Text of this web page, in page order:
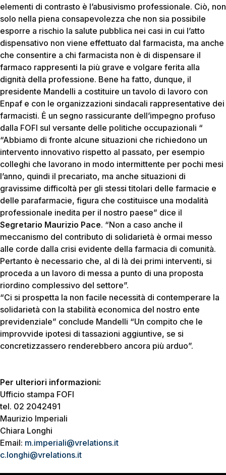
elementi di contrasto è l’abusivismo professionale. Ciò, non
solo nella piena consapevolezza che non sia possibile
esporre a rischio la salute pubblica nei casi in cui l’atto
dispensativo non viene effettuato dal farmacista, ma anche
che consentire a chi farmacista non è di dispensare il
farmaco rappresenti la più grave e volgare ferita alla
dignità della professione. Bene ha fatto, dunque, il
presidente Mandelli a costituire un tavolo di lavoro con
Enpaf e con le organizzazioni sindacali rappresentative dei
farmacisti. Ė un segno rassicurante dell’impegno profuso
dalla FOFI sul versante delle politiche occupazionali “
“Abbiamo di fronte alcune situazioni che richiedono un
intervento innovativo rispetto al passato, per esempio
colleghi che lavorano in modo intermittente per pochi mesi
l’anno, quindi il precariato, ma anche situazioni di
gravissime difficoltà per gli stessi titolari delle farmacie e
delle parafarmacie, figura che costituisce una modalità
professionale inedita per il nostro paese” dice il
Segretario Maurizio Pace. “Non a caso anche il
meccanismo del contributo di solidarietà è ormai messo
alle corde dalla crisi evidente della farmacia di comunità.
Pertanto è necessario che, al di là dei primi interventi, si
proceda a un lavoro di messa a punto di una proposta
riordino complessivo del settore”.
“Ci si prospetta la non facile necessità di contemperare la
solidarietà con la stabilità economica del nostro ente
previdenziale” conclude Mandelli “Un compito che le
improvvide ipotesi di tassazioni aggiuntive, se si
concretizzassero renderebbero ancora più arduo”.
Per ulteriori informazioni:
Ufficio stampa FOFI
tel. 02 2042491
Maurizio Imperiali
Chiara Longhi
Email: m.imperiali@vrelations.it
c.longhi@vrelations.it